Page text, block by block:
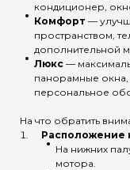
кондиционер,
Комфорт —
пространством,
дополнительной
Люкс —
панорамные окна,
персональное
На что обратить
Расположение
На нижних
мотора.